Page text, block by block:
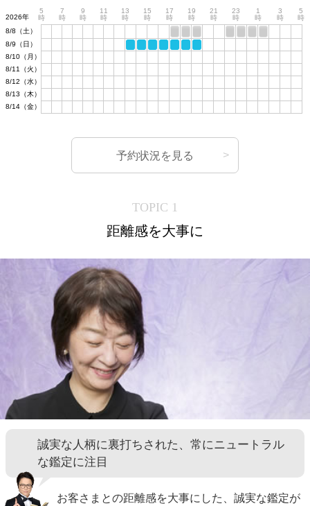
2026年
5
時
7
時
9
時
11
時
13
時
15
時
17
時
19
時
21
時
23
時
1
時
3
時
5
時
8/8（土）
8/9（日）
8/10（月）
8/11（火）
8/12（水）
8/13（木）
8/14（金）
予約状況を見る
TOPIC 1
距離感を大事に
誠実な人柄に裏打ちされた、常にニュートラル
な鑑定に注目
お客さまとの距離感を大事にした、誠実な鑑定が